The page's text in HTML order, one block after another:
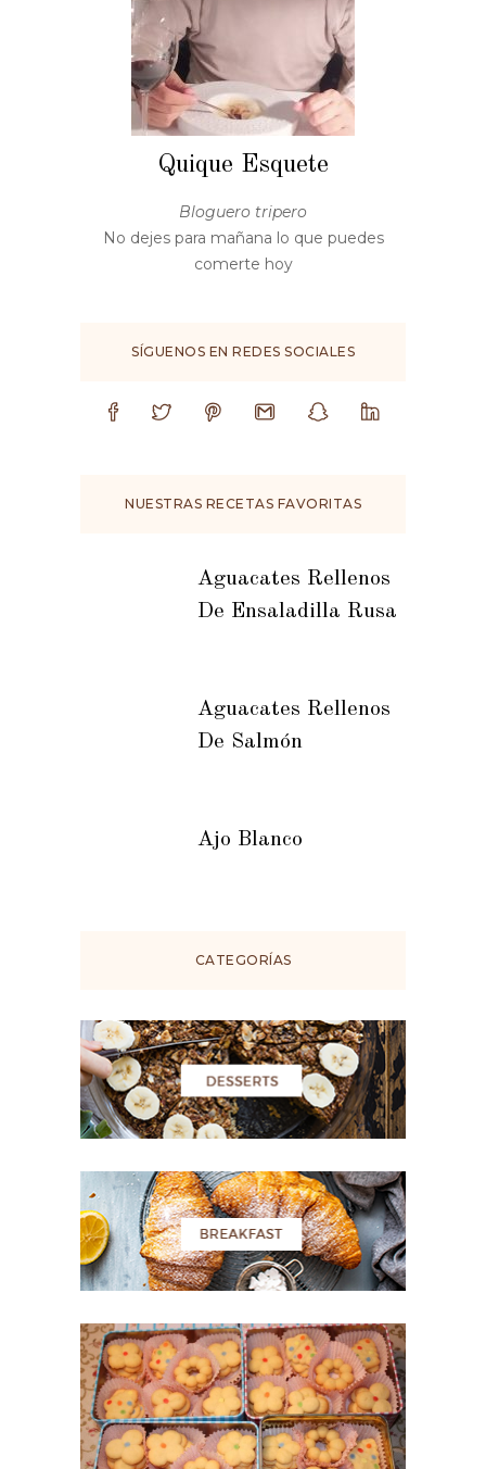
Quique Esquete
Bloguero tripero
No dejes para mañana lo que puedes
comerte hoy
SÍGUENOS EN REDES SOCIALES
NUESTRAS RECETAS FAVORITAS
Aguacates Rellenos
De Ensaladilla Rusa
Aguacates Rellenos
De Salmón
Ajo Blanco
CATEGORÍAS